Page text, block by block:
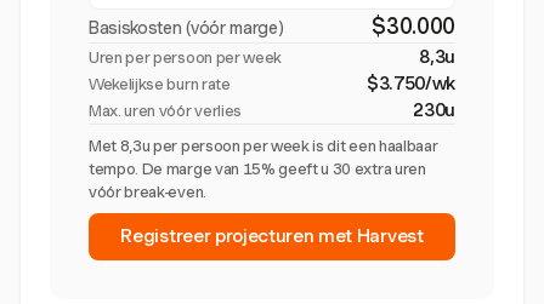
Basiskosten (vóór marge) $30.000
Uren per persoon per week 8,3u
Wekelijkse burn rate $3.750/wk
Max. uren vóór verlies 230u
Met 8,3u per persoon per week is dit een haalbaar
tempo. De marge van 15% geeft u 30 extra uren
vóór break-even.
Registreer projecturen met Harvest